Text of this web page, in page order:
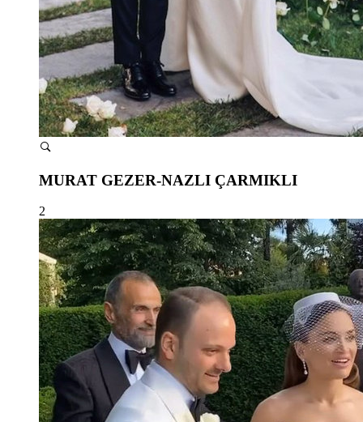
MURAT GEZER-NAZLI ÇARMIKLI
2